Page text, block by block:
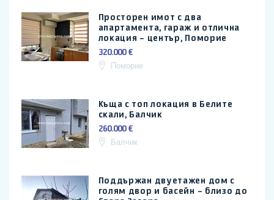
Просторен имот с два
апартамента, гараж и отлична
локация – център, Поморие
320.000 €
Поморие
Къща с топ локация в Белите
скали, Балчик
260.000 €
Балчик
Поддържан двуетажен дом с
голям двор и басейн – близо до